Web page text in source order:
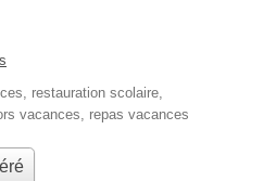
, restauration scolaire,
vacances, repas vacances